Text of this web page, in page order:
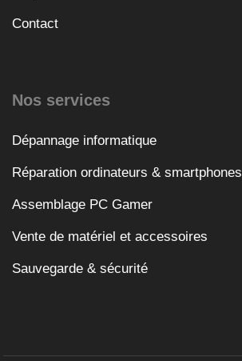
Contact
Nos services
Dépannage informatique
Réparation ordinateurs & smartphones
Assemblage PC Gamer
Vente de matériel et accessoires
Sauvegarde & sécurité